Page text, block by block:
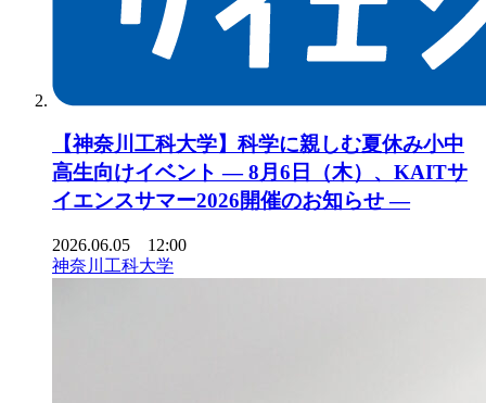
【神奈川工科大学】科学に親しむ夏休み小中
高生向けイベント ― 8月6日（木）、KAITサ
イエンスサマー2026開催のお知らせ ―
2026.06.05 12:00
神奈川工科大学